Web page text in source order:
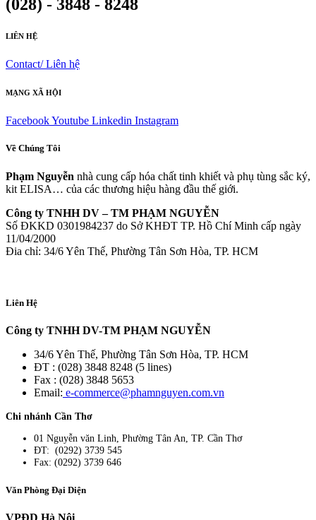
(028) - 3848 - 8248
LIÊN HỆ
Contact/ Liên hệ
MẠNG XÃ HỘI
FacebookYoutube Linkedin Instagram
Về Chúng Tôi
Phạm Nguyễn nhà cung cấp hóa chất tinh khiết và phụ tùng sắc ký,
kit ELISA… của các thương hiệu hàng đầu thế giới.
Công ty TNHH DV – TM PHẠM NGUYỄN
Số ĐKKD 0301984237 do Sở KHĐT TP. Hồ Chí Minh cấp ngày
11/04/2000
Đia chỉ: 34/6 Yên Thế, Phường Tân Sơn Hòa, TP. HCM
Liên Hệ
Công ty TNHH DV-TM PHẠM NGUYỄN
34/6 Yên Thế, Phường Tân Sơn Hòa, TP. HCM
ĐT : (028) 3848 8248 (5 lines)
Fax : (028) 3848 5653
Email: e-commerce@phamnguyen.com.vn
Chi nhánh Cần Thơ
01 Nguyễn văn Linh, Phường Tân An, TP. Cần Thơ
ĐT: (0292) 3739 545
Fax: (0292) 3739 646
Văn Phòng Đại Diện
VPĐD Hà Nội